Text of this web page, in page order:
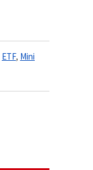
ETF, Mini